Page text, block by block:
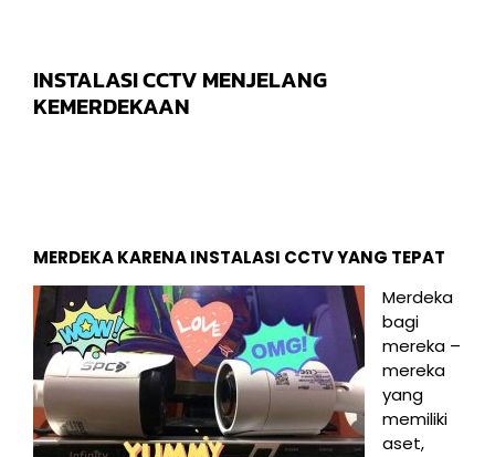
INSTALASI CCTV MENJELANG
KEMERDEKAAN
MERDEKA KARENA INSTALASI CCTV YANG TEPAT
Merdeka
bagi
mereka –
mereka
yang
memiliki
aset,